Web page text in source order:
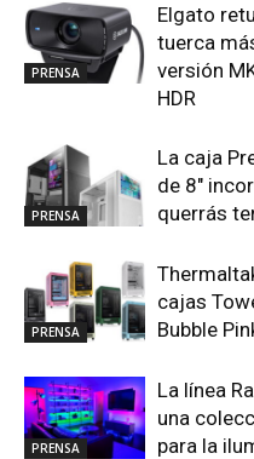
PRENSA
Elgato
tuerca
versión
HDR
PRENSA
La caja
de 8″
querrás
PRENSA
cajas
Bubble
PRENSA
La línea
una
para la